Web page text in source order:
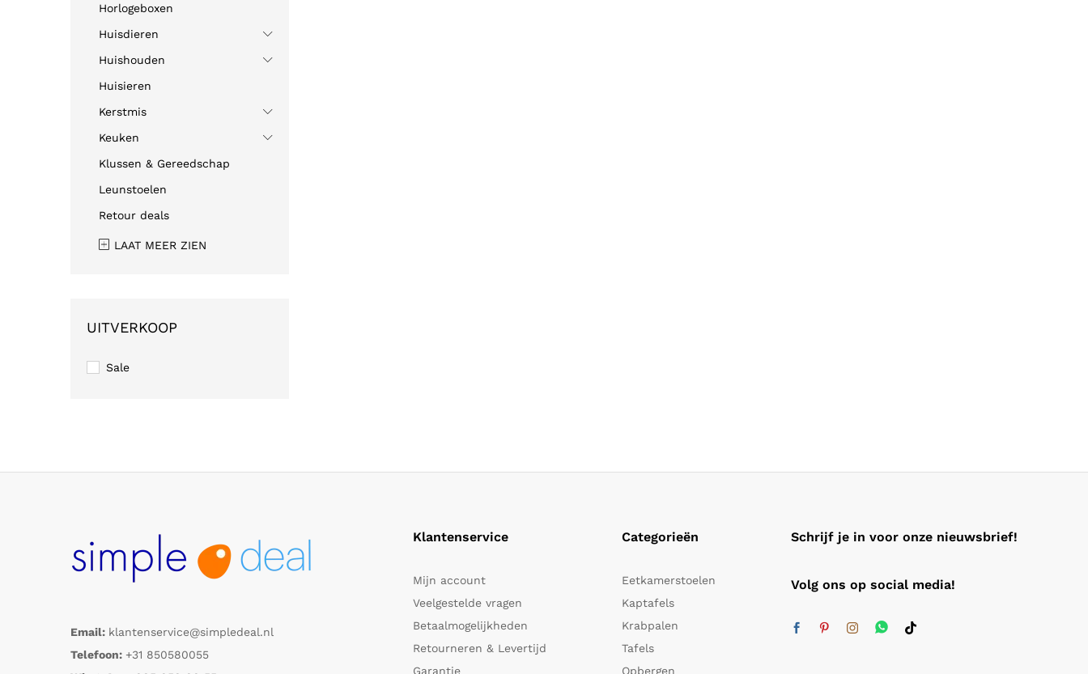
Horlogeboxen
Huisdieren
Huishouden
Huisieren
Kerstmis
Keuken
Klussen & Gereedschap
Leunstoelen
Retour deals
LAAT MEER ZIEN
UITVERKOOP
Sale
Email: klantenservice@simpledeal.nl
Telefoon: +31 850580055
Klantenservice
Mijn account
Veelgestelde vragen
Betaalmogelijkheden
Retourneren & Levertijd
Garantie
Categorieën
Eetkamerstoelen
Kaptafels
Krabpalen
Tafels
Opbergen
Schrijf je in voor onze nieuwsbrief!
Volg ons op social media!